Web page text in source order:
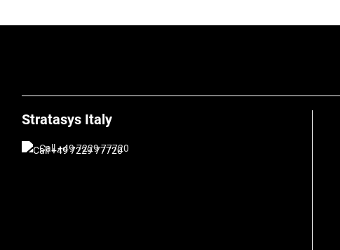
Stratasys Italy
Call +49 7229 77720